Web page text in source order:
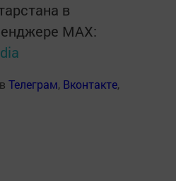
в
MАХ:
Телеграм, Вконтакте,